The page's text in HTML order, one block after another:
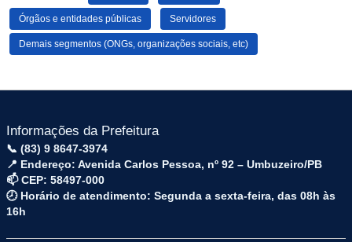
Órgãos e entidades públicas Servidores
Demais segmentos (ONGs, organizações sociais, etc)
Informações da Prefeitura
📞 (83) 9 8647-3974
📍 Endereço: Avenida Carlos Pessoa, nº 92 – Umbuzeiro/PB
📫 CEP: 58497-000
🕗 Horário de atendimento: Segunda a sexta-feira, das 08h às
16h